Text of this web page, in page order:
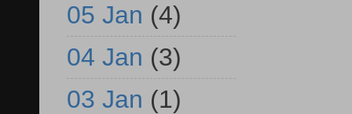
05 Jan (4)
04 Jan (3)
03 Jan (1)